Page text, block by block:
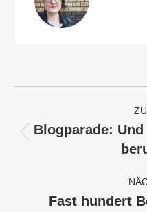
Blogparade:
Fast hundert